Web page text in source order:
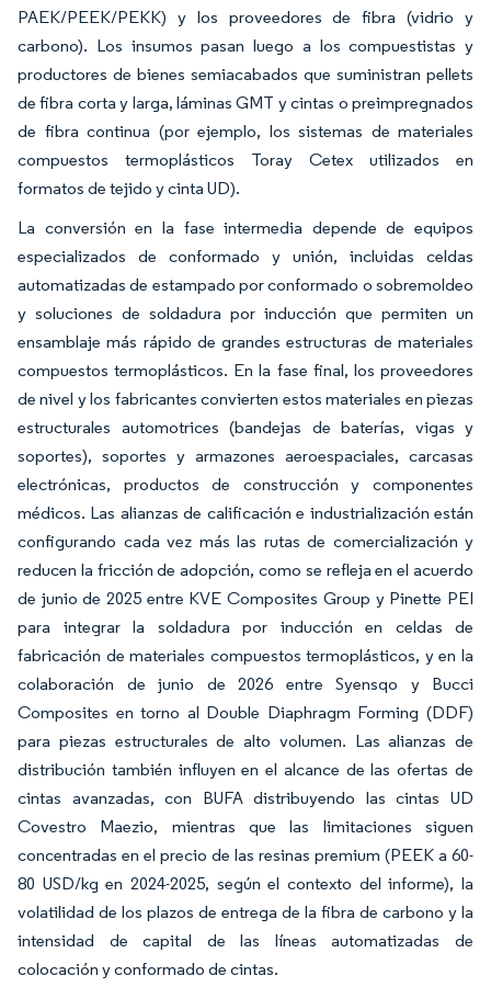
PAEK/PEEK/PEKK) y los proveedores de fibra (vidrio y
carbono). Los insumos pasan luego a los compuestistas y
productores de bienes semiacabados que suministran pellets
de fibra corta y larga, láminas GMT y cintas o preimpregnados
de fibra continua (por ejemplo, los sistemas de materiales
compuestos termoplásticos Toray Cetex utilizados en
formatos de tejido y cinta UD).
La conversión en la fase intermedia depende de equipos
especializados de conformado y unión, incluidas celdas
automatizadas de estampado por conformado o sobremoldeo
y soluciones de soldadura por inducción que permiten un
ensamblaje más rápido de grandes estructuras de materiales
compuestos termoplásticos. En la fase final, los proveedores
de nivel y los fabricantes convierten estos materiales en piezas
estructurales automotrices (bandejas de baterías, vigas y
soportes), soportes y armazones aeroespaciales, carcasas
electrónicas, productos de construcción y componentes
médicos. Las alianzas de calificación e industrialización están
configurando cada vez más las rutas de comercialización y
reducen la fricción de adopción, como se refleja en el acuerdo
de junio de 2025 entre KVE Composites Group y Pinette PEI
para integrar la soldadura por inducción en celdas de
fabricación de materiales compuestos termoplásticos, y en la
colaboración de junio de 2026 entre Syensqo y Bucci
Composites en torno al Double Diaphragm Forming (DDF)
para piezas estructurales de alto volumen. Las alianzas de
distribución también influyen en el alcance de las ofertas de
cintas avanzadas, con BUFA distribuyendo las cintas UD
Covestro Maezio, mientras que las limitaciones siguen
concentradas en el precio de las resinas premium (PEEK a 60-
80 USD/kg en 2024-2025, según el contexto del informe), la
volatilidad de los plazos de entrega de la fibra de carbono y la
intensidad de capital de las líneas automatizadas de
colocación y conformado de cintas.